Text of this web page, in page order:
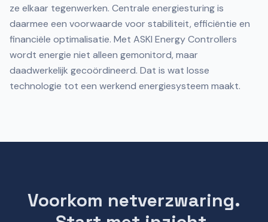
ze elkaar tegenwerken. Centrale energiesturing is
daarmee een voorwaarde voor stabiliteit, efficiëntie en
financiële optimalisatie. Met ASKI Energy Controllers
wordt energie niet alleen gemonitord, maar
daadwerkelijk gecoördineerd. Dat is wat losse
technologie tot een werkend energiesysteem maakt.
Voorkom netverzwaring.